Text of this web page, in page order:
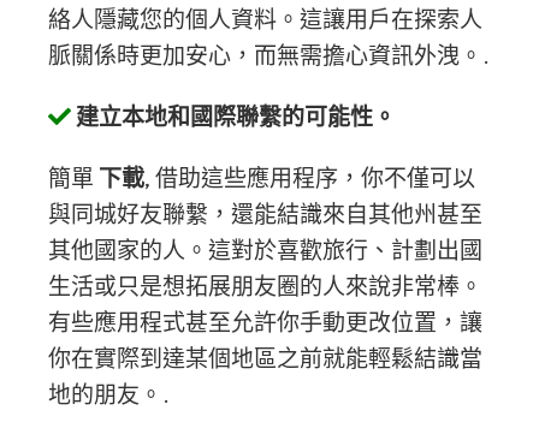
絡人隱藏您的個人資料。這讓用戶在探索人
脈關係時更加安心，而無需擔心資訊外洩。.
建立本地和國際聯繫的可能性。
簡單 下載, 借助這些應用程序，你不僅可以
與同城好友聯繫，還能結識來自其他州甚至
其他國家的人。這對於喜歡旅行、計劃出國
生活或只是想拓展朋友圈的人來說非常棒。
有些應用程式甚至允許你手動更改位置，讓
你在實際到達某個地區之前就能輕鬆結識當
地的朋友。.